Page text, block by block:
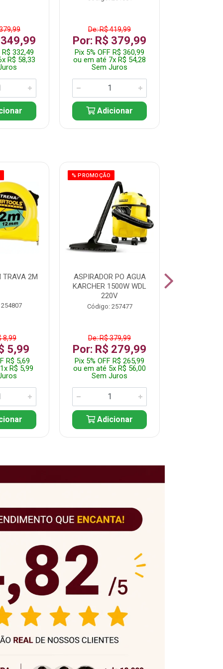
R$ 332,49
R$ 58,33
De: R$ 419,99
Por: R$ 379,99
Pix 5% OFF R$ 360,99
ou em até 7x R$ 54,28
Sem Juros
Adicionar
TRAVA 2M
8,99
5,99
R$ 5,69
R$ 5,99
% PROMOÇÃO
ASPIRADOR PO AGUA
KARCHER 1500W WDL
220V
Código: 257477
De: R$ 379,99
Por: R$ 279,99
Pix 5% OFF R$ 265,99
ou em até 5x R$ 56,00
Sem Juros
Adicionar